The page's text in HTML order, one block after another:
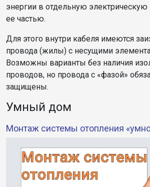
энергии в отдельную электрическую
ее частью.
Для этого внутри кабеля имеются
провода (жилы) с несущими
Возможны варианты без наличия
проводов, но провода с «фазой»
защищены.
Умный дом
Монтаж системы отопления